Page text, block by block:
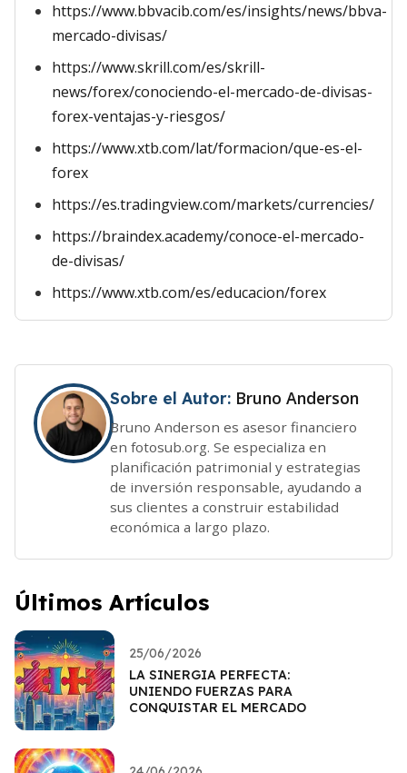
https://www.bbvacib.com/es/insights/news/bbva-
mercado-divisas/
https://www.skrill.com/es/skrill-
news/forex/conociendo-el-mercado-de-divisas-
forex-ventajas-y-riesgos/
https://www.xtb.com/lat/formacion/que-es-el-
forex
https://es.tradingview.com/markets/currencies/
https://braindex.academy/conoce-el-mercado-
de-divisas/
https://www.xtb.com/es/educacion/forex
Sobre el Autor: Bruno Anderson
Bruno Anderson es asesor financiero
en fotosub.org. Se especializa en
planificación patrimonial y estrategias
de inversión responsable, ayudando a
sus clientes a construir estabilidad
económica a largo plazo.
Últimos Artículos
25/06/2026
LA SINERGIA PERFECTA:
UNIENDO FUERZAS PARA
CONQUISTAR EL MERCADO